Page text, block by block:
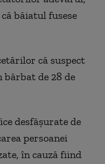
băiatul fusese
că suspect
de 28 de
desfăşurate de
persoanei
în cauză fiind